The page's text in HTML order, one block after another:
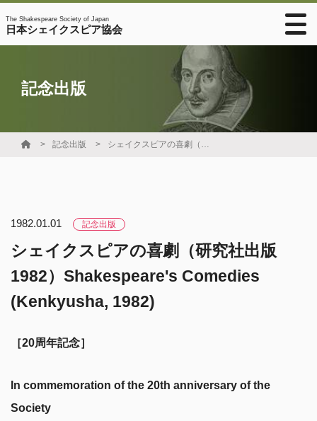
The Shakespeare Society of Japan
日本シェイクスピア協会
記念出版
記念出版 シェイクスピアの喜劇（研究社出版 1982）Shakespeare's Comedies (Kenkyusha, 1982)
1982.01.01 記念出版
シェイクスピアの喜劇（研究社出版
1982）Shakespeare's Comedies
(Kenkyusha, 1982)
［20周年記念］
In commemoration of the 20th anniversary of the
Society